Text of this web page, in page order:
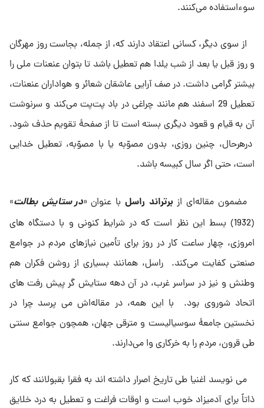
سوءاستفاده مى‌کنند.
از سوى دیگر، کسانى اعتقاد دارند که، از جمله، بجاست روز مهرگان
و روز قبل یا بعد از شب یلدا هم تعطیل باشد تا بتوان عنعنات ملى را
بیشتر گرامى داشت. در صف آرایى عاشقان شعائر و هواداران عنعنات،
تعطیل 29 اسفند هم مانند چراغى در باد پت‌پت مى‌کند و سرنوشت
آن به قیام و قعود دیگرى بسته است تا از صفحهٔ تقویم حذف شود.
درهرحال، چنین روزى، بدون مصوّبه یا با مصوّبه، تعطیل خدایى
است، حتى اگر سال کبیسه باشد.
مضمون مقاله‌اى ازبرتراند راسل با عنوان «در ستایش بطالت»
(1932) بسط این نظر است که در شرایط کنونى و با دستگاه هاى
امروزى، چهار ساعت کار در روز براى تأمین نیازهاى مردم در جوامع
صنعتى کفایت مى‌کند. راسل، همانند بسیارى از روشن فکران هم
وطنش و نیز در سراسر غرب، در آن دهه ستایش گر پیش رفت هاى
اتحاد شوروى بود. با این همه، در مقاله‌اش مى پرسد چرا در
نخستین جامعۀ‌ سوسیالیست و مترقى جهان، همچون جوامع سنتى
طى قرون، مردم را به خرکارى وا مى‌دارند.
مى نویسد اغنیا طى تاریخ اصرار داشته اند به فقرا بقبولانند که کار
ذاتاً براى آدمیزاد خوب است و اوقات فراغت و تعطیل به درد خلایق